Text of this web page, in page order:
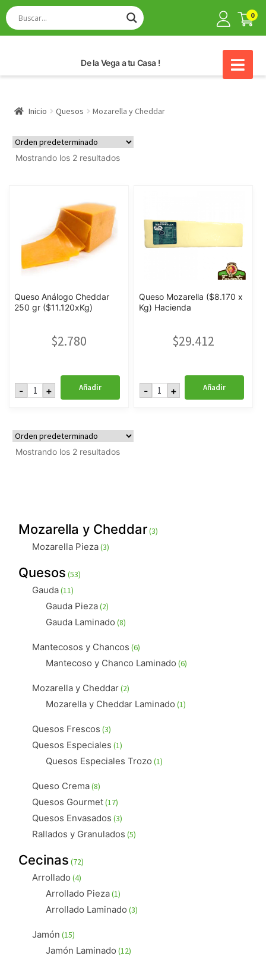
0
De la Vega a tu Casa !
Inicio Quesos Mozarella y Cheddar
Mostrando los 2 resultados
Queso Análogo Cheddar
250 gr ($11.120xKg)
$2.780
- Queso
Análogo
cantidad
+ Añadir
Queso Mozarella ($8.170 x
Kg) Hacienda
$29.412
- Queso
Mozarella
+ Añadir
Mostrando los 2 resultados
Mozarella y Cheddar 33
productos
Mozarella Pieza 33
Quesos 5353
productos
Gauda 1111
productos
Gauda Pieza 22
productos
Gauda Laminado 88
Mantecosos y Chancos 66
productos
Mantecoso y Chanco Laminado 66
Mozarella y Cheddar 22
productos
Mozarella y Cheddar Laminado 11
Quesos Frescos 33
productos
Quesos Especiales 11
producto
Quesos Especiales Trozo 11
Queso Crema 88
productos
Quesos Gourmet 1717
productos
Quesos Envasados 33
productos
Rallados y Granulados 55
Cecinas 7272
productos
Arrollado 44
productos
Arrollado Pieza 11
producto
Arrollado Laminado 33
Jamón 1515
productos
Jamón Laminado 1212